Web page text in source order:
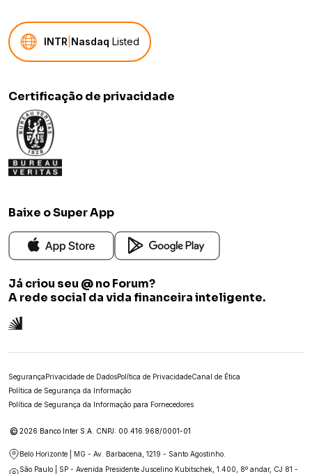
INTR Nasdaq Listed
Certificação de privacidade
Baixe o Super App
Já criou seu @ no Forum?
A rede social da vida financeira inteligente.
SegurançaPrivacidade de DadosPolítica de PrivacidadeCanal de Ética
Política de Segurança da Informação
Política de Segurança da Informação para Fornecedores
© 2026 Banco Inter S.A. CNPJ: 00.416.968/0001-01
Belo Horizonte | MG - Av. Barbacena, 1219 - Santo Agostinho.
São Paulo | SP - Avenida Presidente Juscelino Kubitschek, 1.400, 8º andar, CJ 81 -